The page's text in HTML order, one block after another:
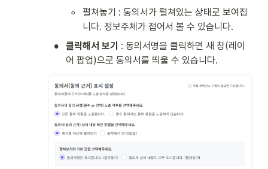
◦
펼쳐놓기 : 동의서가 펼쳐있는 상태로 보여집
니다. 정보주체가 접어서 볼 수 있습니다.
• 클릭해서 보기 : 동의서명을 클릭하면 새 창(레이
어 팝업)으로 동의서를 띄울 수 있습니다.